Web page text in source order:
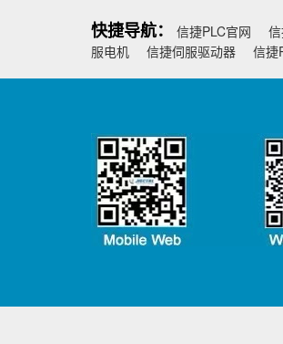
快捷导航： 信捷PLC官网
服电机
信捷伺服驱动器 信捷